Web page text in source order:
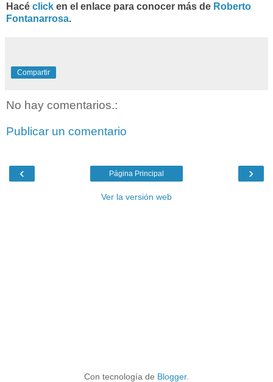
Hacé click en el enlace para conocer más de Roberto
Fontanarrosa.
Compartir
No hay comentarios.:
Publicar un comentario
‹ ›
Página Principal
Ver la versión web
Con tecnología de Blogger.